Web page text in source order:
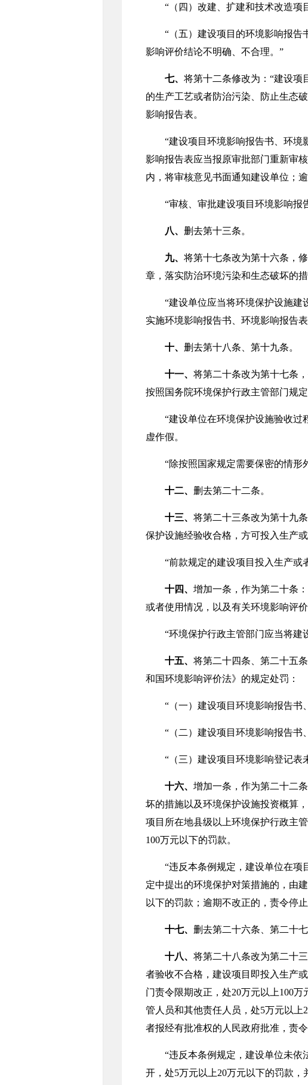
“（四）改建、扩建和技术改造项目
“（五）建设项目的环境影响报告
影响评价结论不明确、不合理。”
七、 将第十二条修改为：“建设项
的生产工艺或者防治污染、防止生态
影响报告表。
“建设项目环境影响报告书、环境
影响报告表应当报原审批部门重新审
内，将审核意见书面通知建设单位；
“审核、审批建设项目环境影响报
八、 删去第十三条。
九、 将第十七条改为第十六条，
章，落实防治环境污染和生态破坏的
“建设单位应当将环境保护设施建
实施环境影响报告书、环境影响报告
十、 删去第十八条、第十九条。
十一、 将第二十条改为第十七条
按照国务院环境保护行政主管部门规
“建设单位在环境保护设施验收过
虚作假。
“除按照国家规定需要保密的情形
十二、 删去第二十二条。
十三、 将第二十三条改为第十九
保护设施经验收合格，方可投入生产
“前款规定的建设项目投入生产或
十四、 增加一条，作为第二十条
或者使用情况，以及有关环境影响评
“环境保护行政主管部门应当将建
十五、 将第二十四条、第二十五
和国环境影响评价法》的规定处罚：
“（一）建设项目环境影响报告书、
“（二）建设项目环境影响报告书、
“（三）建设项目环境影响登记表
十六、 增加一条，作为第二十二
坏的措施以及环境保护设施投资概算
项目所在地县级以上环境保护行政主
100万元以下的罚款。
“违反本条例规定，建设单位在项
定中提出的环境保护对策措施的，由
以下的罚款；逾期不改正的，责令停
十七、 删去第二十六条、第二十七
十八、 将第二十八条改为第二十
者验收不合格，建设项目即投入生产
门责令限期改正，处20万元以上100
管人员和其他责任人员，处5万元以
者报经有批准权的人民政府批准，责令
“违反本条例规定，建设单位未依
开，处5万元以上20万元以下的罚款，